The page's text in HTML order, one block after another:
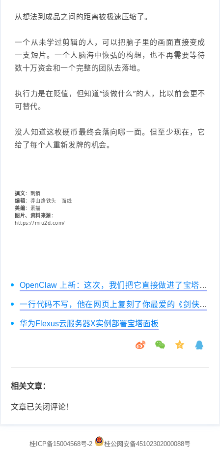
从想法到成品之间的距离被极速压缩了。
一个从未学过剪辑的人，可以把脑子里的画面直接变成
一支短片。一个人脑海中恢弘的构想，也不再需要等待
数十万资金和一个完整的团队去落地。
执行力是在贬值，但知道“该做什么”的人，比以前会更不
可替代。
没人知道这枚硬币最终会落向哪一面。但至少现在，它
给了每个人重新发牌的机会。
撰文：刺猬
编辑：莽山烙铁头 面线
美编：素描
图片、资料来源：
https://miu2d.com/
OpenClaw 上新：这次，我们把它直接做进了宝塔面
一行代码不写，他在网页上复刻了你最爱的《剑侠情
华为Flexus云服务器X实例部署宝塔面板
相关文章：
文章已关闭评论！
桂ICP备15004568号-2 桂公网安备45102302000088号